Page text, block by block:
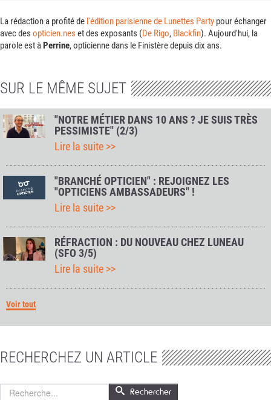
La rédaction a profité de l'édition parisienne de Lunettes Party pour échanger
avec des opticien.nes et des exposants (De Rigo, Blackfin). Aujourd'hui, la
parole est àPerrine, opticienne dans le Finistère depuis dix ans.
SUR LE MÊME SUJET
"NOTRE MÉTIER DANS 10 ANS ? JE SUIS TRÈS
PESSIMISTE" (2/3)
Lire la suite >>
"BRANCHÉ OPTICIEN" : REJOIGNEZ LES
"OPTICIENS AMBASSADEURS" !
Lire la suite >>
RÉFRACTION : DU NOUVEAU CHEZ LUNEAU
(SFO 3/5)
Lire la suite >>
Voir tout
RECHERCHEZ UN ARTICLE
Rechercher Rechercher